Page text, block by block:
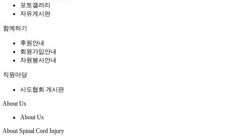
포토갤러리
자유게시판
함께하기
후원안내
회원가입안내
자원봉사안내
직원마당
시도협회 게시판
About Us
About Us
About Spinal Cord Injury